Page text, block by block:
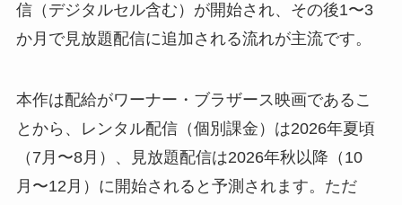
信（デジタルセル含む）が開始され、その後1〜3
か月で見放題配信に追加される流れが主流です。
本作は配給がワーナー・ブラザース映画であるこ
とから、レンタル配信（個別課金）は2026年夏頃
（7月〜8月）、見放題配信は2026年秋以降（10
月〜12月）に開始されると予測されます。ただ